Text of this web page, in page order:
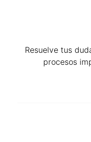
Resuelve tus
procesos